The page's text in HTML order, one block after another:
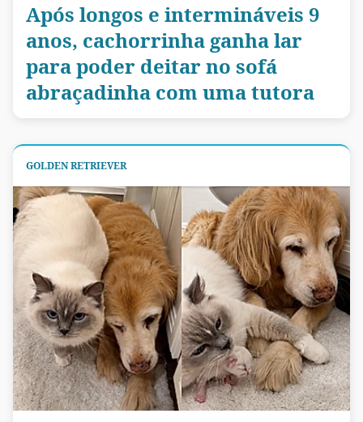
Após longos e intermináveis 9
anos, cachorrinha ganha lar
para poder deitar no sofá
abraçadinha com uma tutora
GOLDEN RETRIEVER